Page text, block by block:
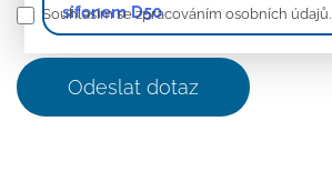
sifonem D50
Souhlasím se zpracováním osobních údajů.
Odeslat dotaz